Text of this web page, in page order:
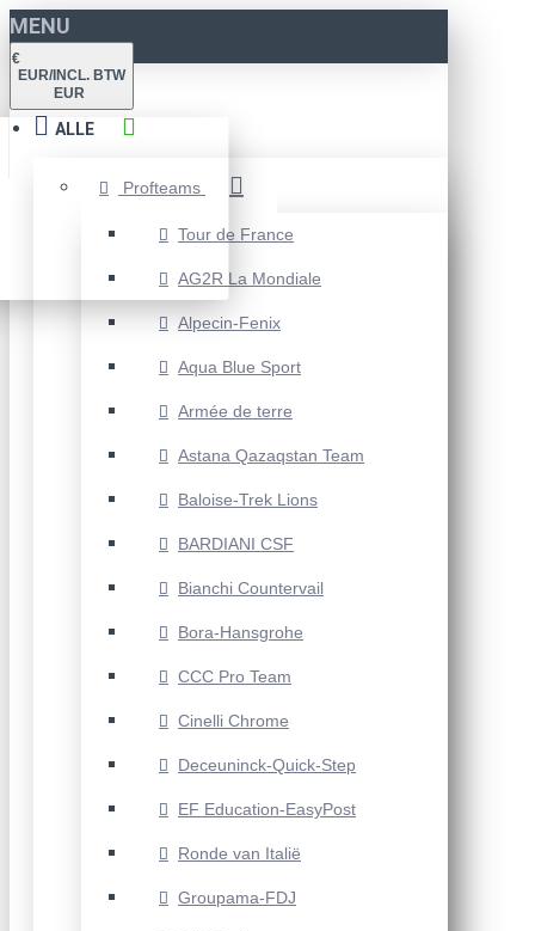
MENU
€
EUR/INCL. BTW
EUR
ALLE
Profteams
Tour de France
AG2R La Mondiale
Alpecin-Fenix
Aqua Blue Sport
Armée de terre
Astana Qazaqstan Team
Baloise-Trek Lions
BARDIANI CSF
Bianchi Countervail
Bora-Hansgrohe
CCC Pro Team
Cinelli Chrome
Deceuninck-Quick-Step
EF Education-EasyPost
Ronde van Italië
Groupama-FDJ